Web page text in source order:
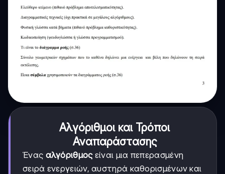
Αλγόριθμοι και Τρόποι
Αναπαράστασης
Ένας αλγόριθμοςείναι μια πεπερασμένη
σειρά ενεργειών, αυστηρά καθορισμένων και